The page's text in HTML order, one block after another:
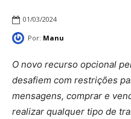
01/03/2024
Por: Manu
O novo recurso opcional
desafiem com restrições
mensagens, comprar e
realizar qualquer tipo de